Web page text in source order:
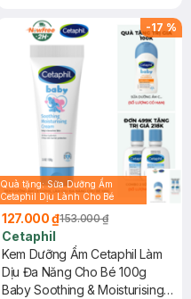
-17 %
Quà tặng: Sữa Dưỡng Ẩm
Cetaphil Dịu Lành Cho Bé
127.000 ₫153.000 ₫
Cetaphil
Kem Dưỡng Ẩm Cetaphil Làm
Dịu Đa Năng Cho Bé 100g
Baby Soothing & Moisturising